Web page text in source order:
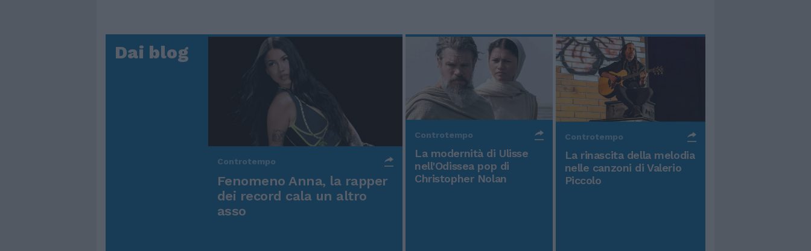
Dai blog
Controtempo
Fenomeno Anna, la rapper
dei record cala un altro
asso
Controtempo
La modernità di Ulisse
nell'Odissea pop di
Christopher Nolan
Controtempo
La rinascita della melodia
nelle canzoni di Valerio
Piccolo